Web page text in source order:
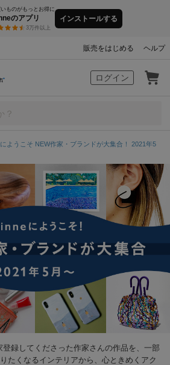
いものがもっとお得に
のアプリ
3万件以上
インストールする
販売をはじめる ヘルプ
ログイン
ようこそ NEW作家・ブランドが大集合！ 2021年5
登録してくださった作家さんの作品を、一部
たくなるインテリアから、心ときめくアク